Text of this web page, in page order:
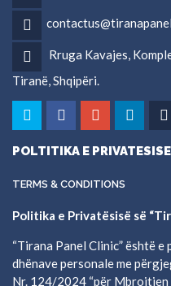
Rruga Kavajes,
Tiranë, Shqipëri.
POLTITIKA E PRIVATESISE
TERMS & CONDITIONS
Politika e Privatësisë së
“Tirana Panel Clinic” është
dhënave personale me
Nr. 124/2024 “për Mbrojtjen